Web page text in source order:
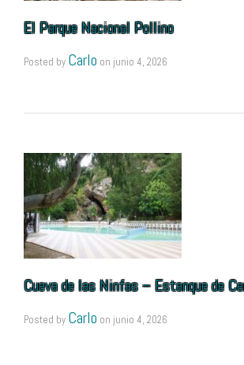
El Parque Nacional Pollino
Posted by Carlo on junio 4, 2026
Cueva de las Ninfas – Estanque de
Posted by Carlo on junio 4, 2026